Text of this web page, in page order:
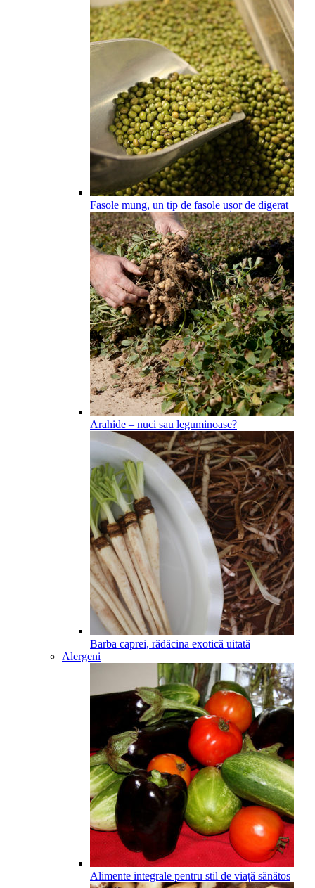
Fasole mung, un tip de fasole ușor de digerat
Arahide – nuci sau leguminoase?
Barba caprei, rădăcina exotică uitată
Alergeni
Alimente integrale pentru stil de viață sănătos